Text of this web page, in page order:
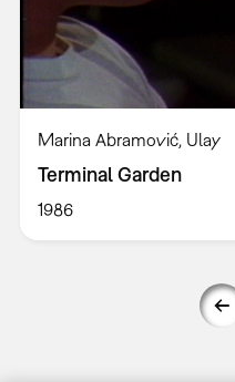
Marina Abramović, Ulay
Terminal Garden
1986